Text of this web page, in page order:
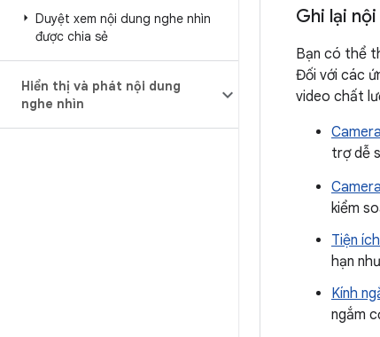
Duyệt xem nội dung nghe nhìn
được chia sẻ
Hiển thị và phát nội dung
nghe nhìn
Ghi lại
Bạn có thể
Đối với các
video chất
trợ dễ
kiểm
Tiện
hạn
Kính
ngắm